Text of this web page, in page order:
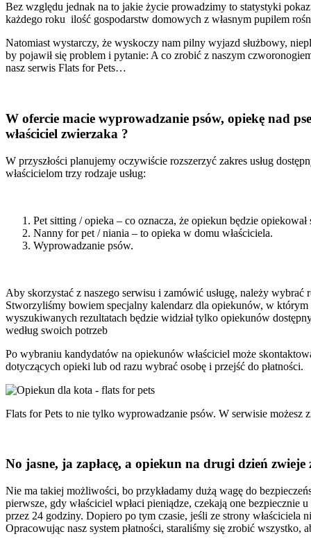
Bez względu jednak na to jakie życie prowadzimy to statystyki
każdego roku ilość gospodarstw domowych z własnym pupilem
Natomiast wystarczy, że wyskoczy nam pilny wyjazd służbowy,
by pojawił się problem i pytanie: A co zrobić z naszym
nasz serwis Flats for Pets…
W ofercie macie wyprowadzanie psów, opiekę nad
właściciel zwierzaka ?
W przyszłości planujemy oczywiście rozszerzyć zakres usług
właścicielom trzy rodzaje usług:
Pet sitting / opieka – co oznacza, że opiekun będzie
Nanny for pet / niania – to opieka w domu właściciela.
Wyprowadzanie psów.
Aby skorzystać z naszego serwisu i zamówić usługę, należy
Stworzyliśmy bowiem specjalny kalendarz dla opiekunów, w
wyszukiwanych rezultatach będzie widział tylko opiekunów
według swoich potrzeb
Po wybraniu kandydatów na opiekunów właściciel może
dotyczących opieki lub od razu wybrać osobę i przejść do płatności.
Flats for Pets to nie tylko wyprowadzanie psów. W serwisie
No jasne, ja zapłacę, a opiekun na drugi dzień
Nie ma takiej możliwości, bo przykładamy dużą wagę do
pierwsze, gdy właściciel wpłaci pieniądze, czekają one bezpiecznie
przez 24 godziny. Dopiero po tym czasie, jeśli ze strony właściciela
Opracowując nasz system płatności, staraliśmy się zrobić wszystko,